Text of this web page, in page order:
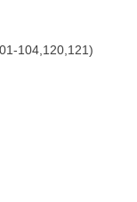
104,120,121)